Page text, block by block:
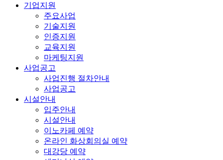
기업지원
주요사업
기술지원
인증지원
교육지원
마케팅지원
사업공고
사업진행 절차안내
사업공고
시설안내
입주안내
시설안내
이노카페 예약
온라인 화상회의실 예약
대강당 예약